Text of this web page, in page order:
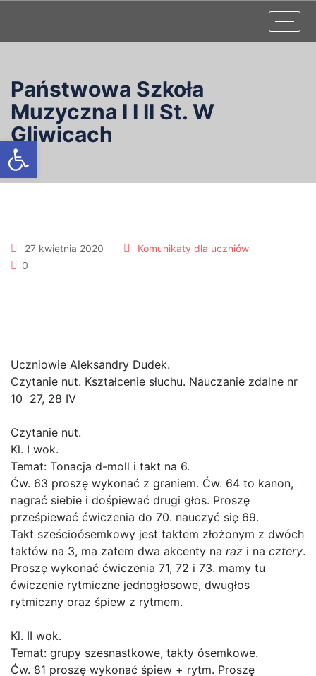
Otwórz pasek narzędzi
Państwowa Szkoła
Muzyczna I I II St. W
Gliwicach
27 kwietnia 2020
Komunikaty dla uczniów
0
Uczniowie Aleksandry Dudek.
Czytanie nut. Kształcenie słuchu. Nauczanie zdalne nr
10 27, 28 IV
Czytanie nut.
Kl. I wok.
Temat: Tonacja d-moll i takt na 6.
Ćw. 63 proszę wykonać z graniem. Ćw. 64 to kanon,
nagrać siebie i dośpiewać drugi głos. Proszę
prześpiewać ćwiczenia do 70. nauczyć się 69.
Takt sześcioósemkowy jest taktem złożonym z dwóch
taktów na 3, ma zatem dwa akcenty na raz i na cztery.
Proszę wykonać ćwiczenia 71, 72 i 73. mamy tu
ćwiczenie rytmiczne jednogłosowe, dwugłos
rytmiczny oraz śpiew z rytmem.
Kl. II wok.
Temat: grupy szesnastkowe, takty ósemkowe.
Ćw. 81 proszę wykonać śpiew + rytm. Proszę